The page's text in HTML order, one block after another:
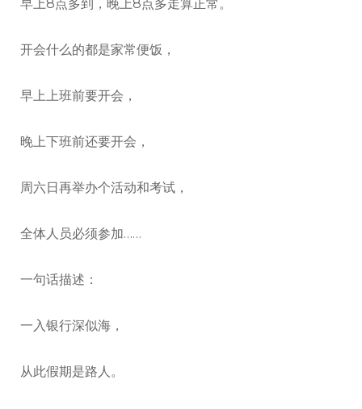
早上8点多到，晚上8点多走算正常。
开会什么的都是家常便饭，
早上上班前要开会，
晚上下班前还要开会，
周六日再举办个活动和考试，
全体人员必须参加……
一句话描述：
一入银行深似海，
从此假期是路人。